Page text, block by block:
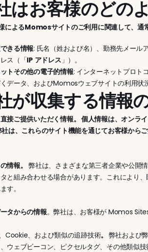
はお客様のどの
によるMomosサイトのご利用に関連して、通
きる情報: 氏名（姓および名）、勤務先メール
ス（「IP アドレス」）。
トその他の電子的情報: インターネットプロト
データ、およびMomosウェブサイトの利用状
が収集する情報
接ご提供いただく情報。 個人情報は、オンラ
社は、これらのサイト機能を通じてお客様か
情報。 弊社は、さまざまな第三者企業や公開
と組み合わせる場合があります。これにより
す。
タからの情報。弊社は、お客様が Momos
Cookie、および類似の追跡技術。 弊社および
ウェブビーコン、ピクセルタグ、その他類似